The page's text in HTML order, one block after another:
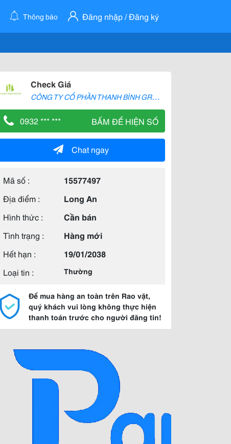
Thông báo Đăng nhập / Đăng ký
Check Giá
C
ÔNG TY CỔ PHẦN THANH BÌNH GROUP
0932 *** *** BẤM ĐỂ HIỆN SỐ
Chat ngay
Mã số :
15577497
Địa điểm :
Long An
Hình thức :
Cần bán
Tình trạng :
Hàng mới
Hết hạn :
19/01/2038
Loại tin :
Thường
Để mua hàng an toàn trên Rao vặt,
quý khách vui lòng không thực hiện
thanh toán trước cho người đăng tin!